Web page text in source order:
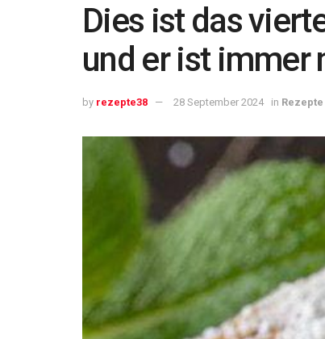
Dies ist das
und er ist immer
by rezepte38 28 September 2024 in Rezepte